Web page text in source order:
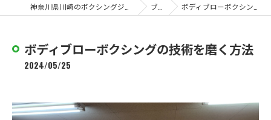
ブログ ボディブローボクシングの技術を磨く方法
ボディブローボクシングの技術を磨く方法
2024/05/25